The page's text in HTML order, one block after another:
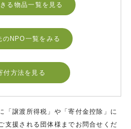
る物品一覧を見る
のNPO一覧をみる
付方法を見る
「譲渡所得税」や「寄付金控除」に
支援される団体様までお問合せくだ